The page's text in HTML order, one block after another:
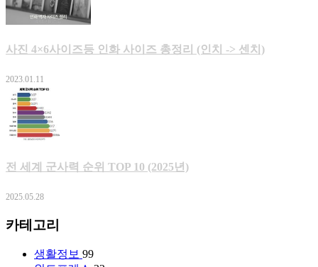
사진 4×6사이즈등 인화 사이즈 총정리 (인치 -> 센치)
2023.01.11
전 세계 군사력 순위 TOP 10 (2025년)
2025.05.28
카테고리
생활정보 99